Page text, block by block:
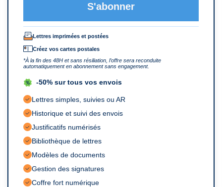
S'abonner
Lettres imprimées et postées
*À la fin des 48H et sans résiliation, l’offre sera reconduite
automatiquement en abonnement sans engagement.
-50% sur tous vos envois
Lettres simples, suivies ou AR
Historique et suivi des envois
Justificatifs numérisés
Bibliothèque de lettres
Modèles de documents
Gestion des signatures
Coffre fort numérique